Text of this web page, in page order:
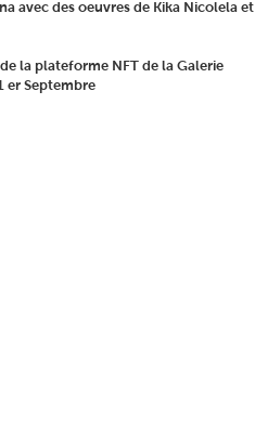
avec des oeuvres de Kika Nicolela et
la plateforme NFT de la Galerie
er Septembre